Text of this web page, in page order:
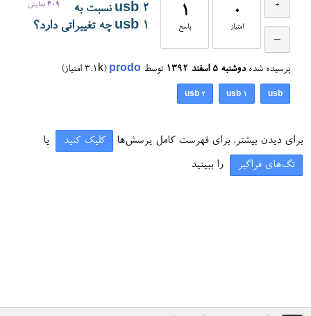
0
امتیاز
1
پاسخ
409 نمایش
usb 2 نسبت به
usb 1 چه تغییراتی دارد؟
پرسیده شده دوشنبه ۵ اسفند ۱۳۹۲ توسط prodo
(
3.1k امتیاز)
usb
usb 1
usb 2
برای دیدن بیشتر، برای فهرست کامل پرسش‌ها کلیک کنید یا
تگ‌های فراگیر را ببینید